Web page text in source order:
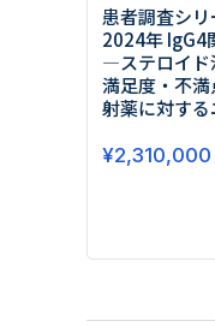
呼吸器・免疫
骨・関節
循環器・代謝
泌尿器・婦人
戦略
調査の種類から探
市場調査
患者調査シ
2024年 IgG4
―ステロイド
満足度・不
射薬に対す
¥2,310,000